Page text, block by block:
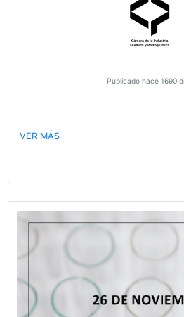
Publicado
La certificación del
para ser